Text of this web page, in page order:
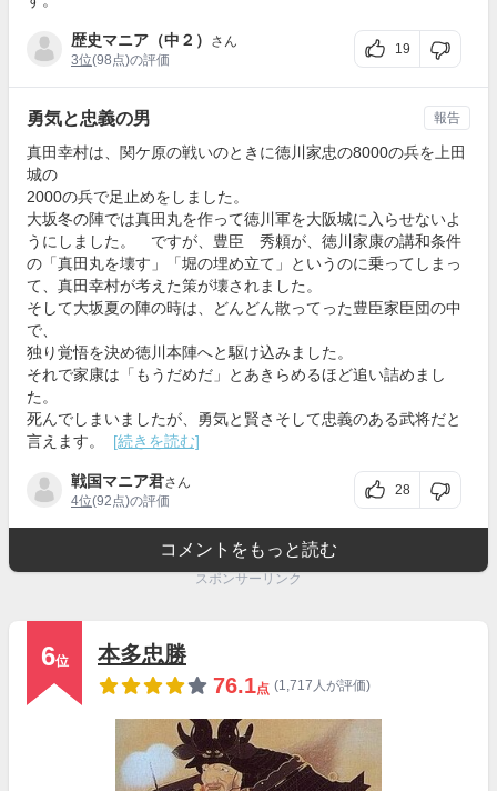
歴史マニア（中２）
さん
3位(98点)の評価
19
勇気と忠義の男
真田幸村は、関ケ原の戦いのときに徳川家忠の8000の兵を上田
城の
2000の兵で足止めをしました。
大坂冬の陣では真田丸を作って徳川軍を大阪城に入らせないよ
うにしました。 ですが、豊臣 秀頼が、徳川家康の講和条件
の「真田丸を壊す」「堀の埋め立て」というのに乗ってしまっ
て、真田幸村が考えた策が壊されました。
そして大坂夏の陣の時は、どんどん散ってった豊臣家臣団の中
で、
独り覚悟を決め徳川本陣へと駆け込みました。
それで家康は「もうだめだ」とあきらめるほど追い詰めまし
た。
死んでしまいましたが、勇気と賢さそして忠義のある武将だと
言えます。
[続きを読む]
戦国マニア君さん
4位(92点)の評価
28
報告
コメントをもっと読む
スポンサーリンク
6位
本多忠勝
76.1点 (1,717人が評価)